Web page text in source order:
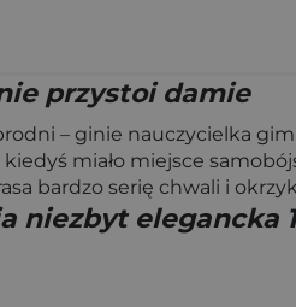
przystoi damie
– ginie nauczycielka
miało miejsce
bardzo serię chwali i
niezbyt elegancka